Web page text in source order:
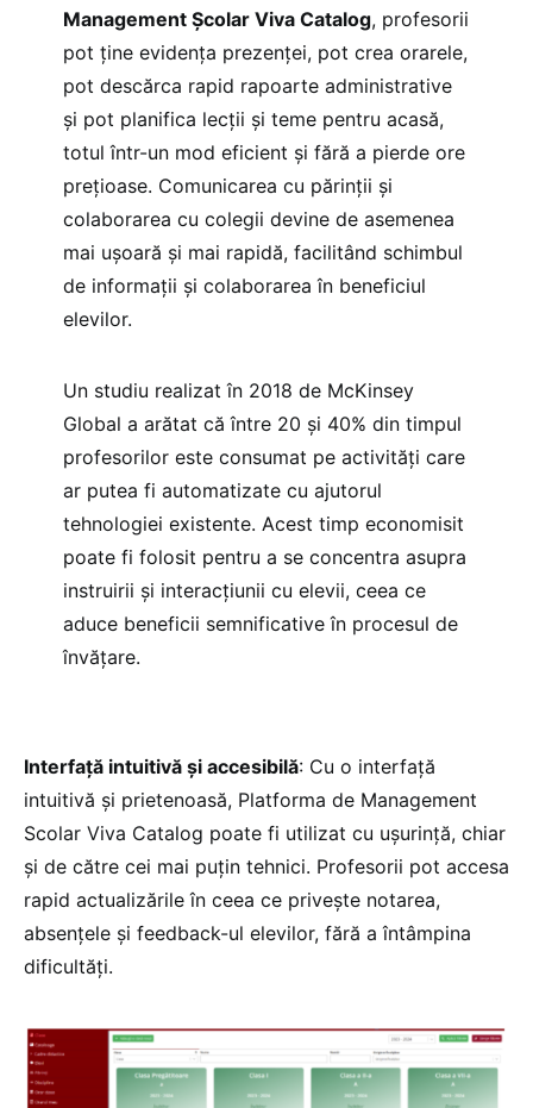
Management Școlar Viva Catalog, profesorii
pot ține evidența prezenței, pot crea orarele,
pot descărca rapid rapoarte administrative
și pot planifica lecții și teme pentru acasă,
totul într-un mod eficient și fără a pierde ore
prețioase. Comunicarea cu părinții și
colaborarea cu colegii devine de asemenea
mai ușoară și mai rapidă, facilitând schimbul
de informații și colaborarea în beneficiul
elevilor.
Un studiu realizat în 2018 de McKinsey
Global a arătat că între 20 și 40% din timpul
profesorilor este consumat pe activități care
ar putea fi automatizate cu ajutorul
tehnologiei existente. Acest timp economisit
poate fi folosit pentru a se concentra asupra
instruirii și interacțiunii cu elevii, ceea ce
aduce beneficii semnificative în procesul de
învățare.
Interfață intuitivă și accesibilă: Cu o interfață
intuitivă și prietenoasă, Platforma de Management
Scolar Viva Catalog poate fi utilizat cu ușurință, chiar
și de către cei mai puțin tehnici. Profesorii pot accesa
rapid actualizările în ceea ce privește notarea,
absențele și feedback-ul elevilor, fără a întâmpina
dificultăți.